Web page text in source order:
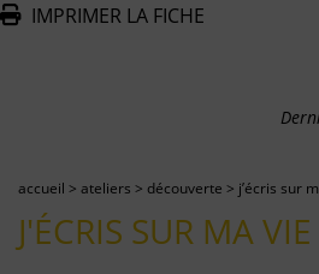
IMPRIMER LA FICHE
accueil > ateliers > découverte > j’écris sur
J'ÉCRIS SUR MA VIE